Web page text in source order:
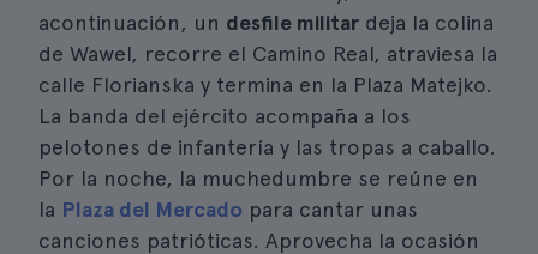
acontinuación, un desfile militar deja la colina
de Wawel, recorre el Camino Real, atraviesa la
calle Florianska y termina en la Plaza Matejko.
La banda del ejército acompaña a los
pelotones de infantería y las tropas a caballo.
Por la noche, la muchedumbre se reúne en
la Plaza del Mercado para cantar unas
canciones patrióticas. Aprovecha la ocasión